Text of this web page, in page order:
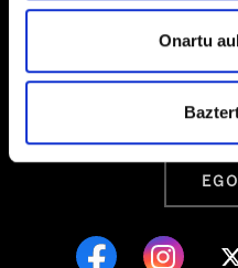
Onartu
Barrainkua,